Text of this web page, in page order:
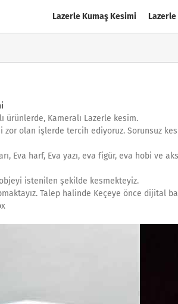
Lazerle Kumaş Kesimi Lazerle
ürünlerde, Kameralı Lazerle kesim.
zor olan işlerde tercih ediyoruz. Sorunsuz
Eva harf, Eva yazı, eva figür, eva hobi ve
istenilen şekilde kesmekteyiz.
Talep halinde Keçeye önce dijital